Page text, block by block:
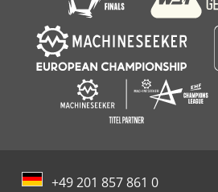
+49 201 857 861 0